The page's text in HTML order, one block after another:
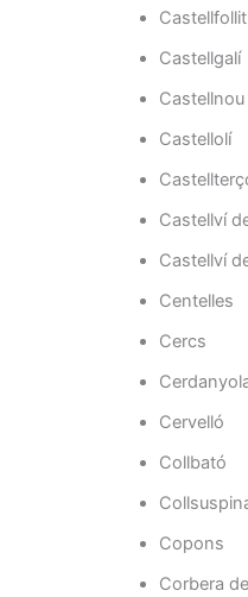
Castellgalí
Castellolí
Castellví
Castellví
Centelles
Cercs
Cervelló
Collbató
Copons
Corbera